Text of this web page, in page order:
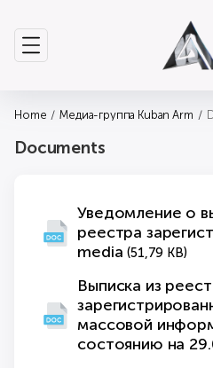
Home Медиа-группа Kuban Arm
Documents
Уведомление о
реестра
media(51,79 KB)
Выписка из
массовой
состоянию на